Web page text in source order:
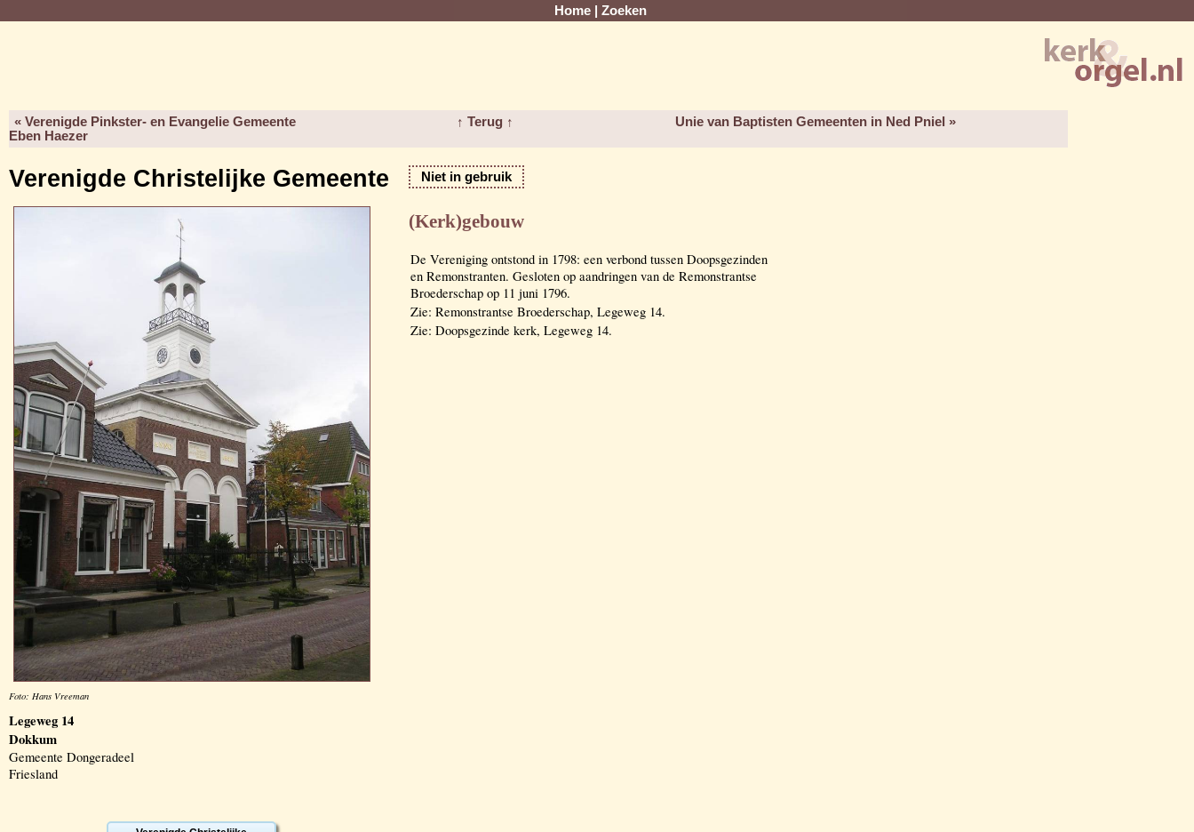
Home Zoeken
« Verenigde Pinkster- en Evangelie Gemeente
Eben Haezer
↑ Terug ↑ Unie van Baptisten Gemeenten in Ned Pniel »
Verenigde Christelijke Gemeente Niet in gebruik
Foto: Hans Vreeman
Legeweg 14
Dokkum
Gemeente Dongeradeel
Friesland
(Kerk)gebouw
De Vereniging ontstond in 1798: een verbond tussen Doopsgezinden
en Remonstranten. Gesloten op aandringen van de Remonstrantse
Broederschap op 11 juni 1796.
Zie: Remonstrantse Broederschap, Legeweg 14.
Zie: Doopsgezinde kerk, Legeweg 14.